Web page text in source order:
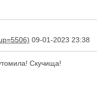
09-01-2023 23:38
Скучища!